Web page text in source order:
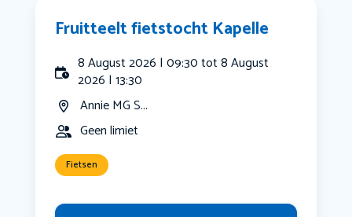
Fruitteelt fietstocht Kapelle
8 August 2026 | 09:30 tot 8 August
2026 | 13:30
Annie MG S...
Geen limiet
Fietsen